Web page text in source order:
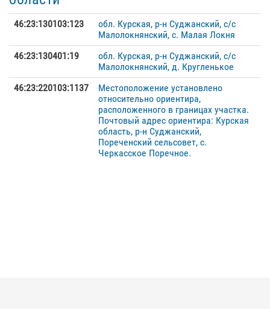
46:23:130103:123
обл. Курская, р-н Суджанский, с/с
Малолокнянский, с. Малая Локня
46:23:130401:19
обл. Курская, р-н Суджанский, с/с
Малолокнянский, д. Кругленькое
46:23:220103:1137
Местоположение установлено
относительно ориентира,
расположенного в границах участка.
Почтовый адрес ориентира: Курская
область, р-н Суджанский,
Пореченский сельсовет, с.
Черкасское Поречное.